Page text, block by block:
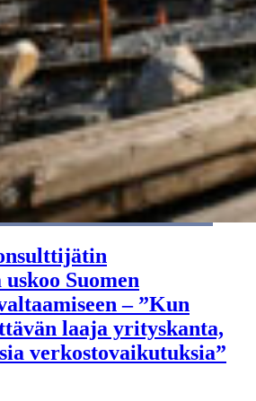
Suomen
– ”Kun
laaja yrityskanta,
verkostovaikutuksia”